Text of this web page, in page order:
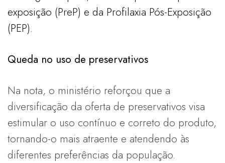
exposição (PreP) e da Profilaxia Pós-Exposição
(PEP).
Queda no uso de preservativos
Na nota, o ministério reforçou que a
diversificação da oferta de preservativos visa
estimular o uso contínuo e correto do produto,
tornando-o mais atraente e atendendo às
diferentes preferências da população.